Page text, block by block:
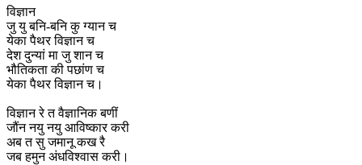
विज्ञान
जु यु बनि-बनि कु ग्यान च
येका पैथर विज्ञान च
देश दुन्यां मा जु शान च
भौतिकता की पछांण च
येका पैथर विज्ञान च।
विज्ञान रे त वैज्ञानिक बणीं
जौंन नयु नयु आविष्कार करी
अब त सु जमानू कख रै
जब हमुन अंधविश्वास करी।